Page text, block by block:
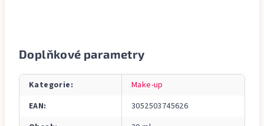
Doplňkové parametry
Kategorie:
Make-up
EAN:
3052503745626